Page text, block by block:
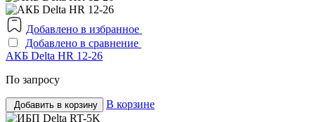
Добавлено в избранное
Добавлено в сравнение
АКБ Delta HR 12-26
По запросу
Добавить в корзину В корзине